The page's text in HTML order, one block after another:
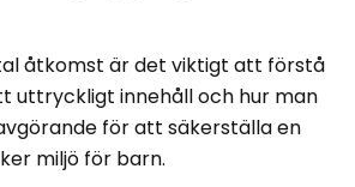
åtkomst är det viktigt att förstå
uttryckligt innehåll och hur man
för att säkerställa en
miljö för barn.